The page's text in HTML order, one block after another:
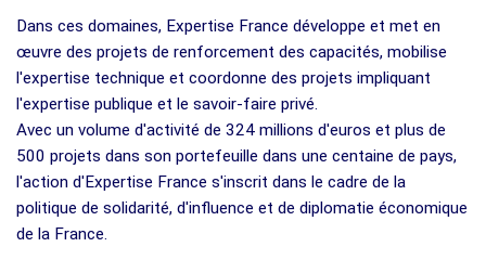
Dans ces domaines, Expertise France développe et met en
œuvre des projets de renforcement des capacités, mobilise
l'expertise technique et coordonne des projets impliquant
l'expertise publique et le savoir-faire privé.
Avec un volume d'activité de 324 millions d'euros et plus de
500 projets dans son portefeuille dans une centaine de pays,
l'action d'Expertise France s'inscrit dans le cadre de la
politique de solidarité, d'influence et de diplomatie économique
de la France.